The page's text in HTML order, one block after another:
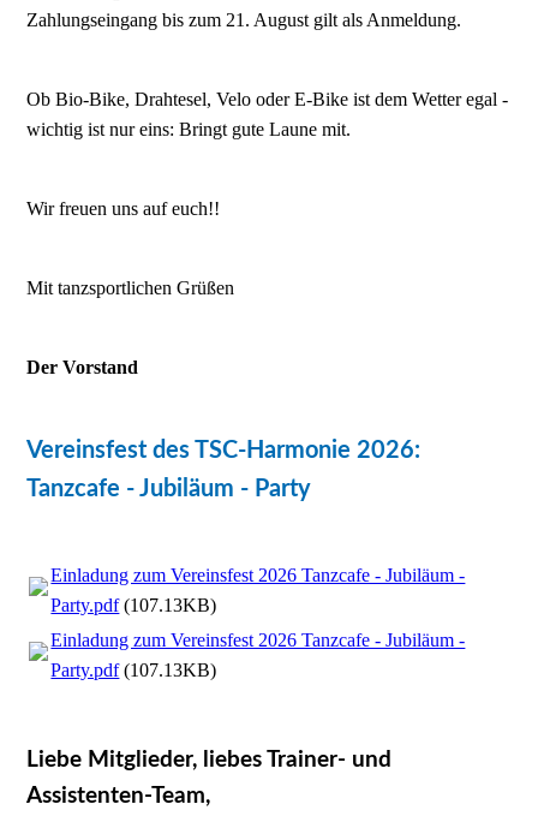
Zahlungseingang bis zum 21. August gilt als Anmeldung.
Ob Bio-Bike, Drahtesel, Velo oder E-Bike ist dem Wetter egal -
wichtig ist nur eins: Bringt gute Laune mit.
Wir freuen uns auf euch!!
Mit tanzsportlichen Grüßen
Der Vorstand
Vereinsfest des TSC-Harmonie 2026:
Tanzcafe - Jubiläum - Party
Einladung zum Vereinsfest 2026 Tanzcafe - Jubiläum -
Party.pdf(107.13KB)
Einladung zum Vereinsfest 2026 Tanzcafe - Jubiläum -
Party.pdf(107.13KB)
Liebe Mitglieder, liebes Trainer- und
Assistenten-Team,